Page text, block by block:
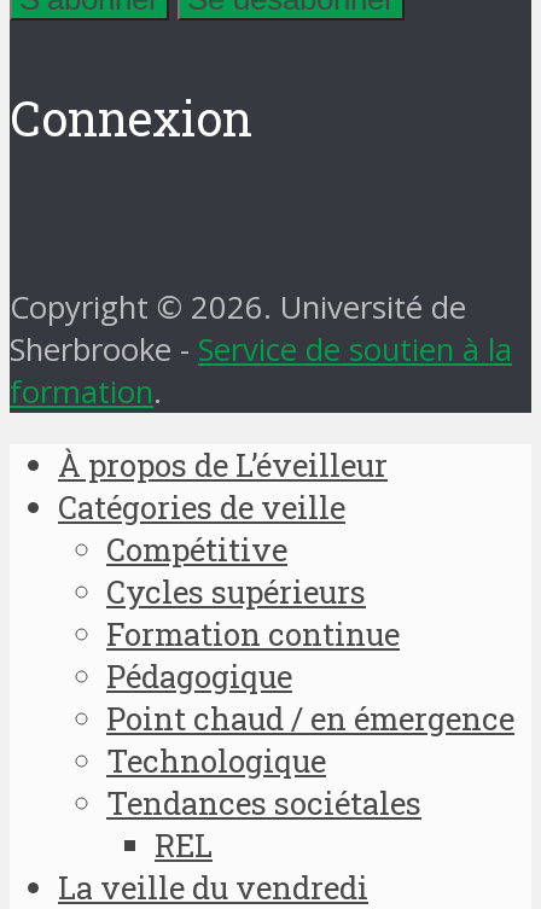
Connexion
Copyright © 2026. Université de
Sherbrooke - Service de soutien à la
formation.
À propos de L’éveilleur
Catégories de veille
Compétitive
Cycles supérieurs
Formation continue
Pédagogique
Point chaud / en émergence
Technologique
Tendances sociétales
REL
La veille du vendredi